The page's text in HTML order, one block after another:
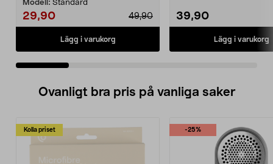
Modell: Standard
29,90 49,90
Lägg i varukorg
39,90
Lägg i varukorg
Ovanligt bra pris på vanliga saker
Kolla priset -25%